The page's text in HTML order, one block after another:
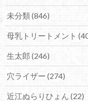
未分類(846)
母乳トリートメント
生太郎 (246)
穴ライザー (274)
近江ぬらりひょん (22)